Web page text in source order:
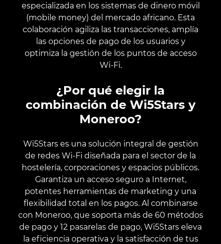
especializada en los sistemas de dinero móvil
(mobile money) del mercado africano. Esta
colaboración agiliza las transacciones, amplía
las opciones de pago de los usuarios y
optimiza la gestión de los puntos de acceso
Wi-Fi.
¿Por qué elegir la
combinación de Wi5Stars y
Moneroo?
Wi5Stars es una solución integral de gestión
de redes Wi-Fi diseñada para el sector de la
hostelería, corporaciones y espacios públicos.
Garantiza un acceso seguro a Internet,
potentes herramientas de marketing y una
flexibilidad total en los pagos. Al combinarse
con Moneroo, que soporta más de 60 métodos
de pago y 12 pasarelas de pago, Wi5Stars eleva
la eficiencia operativa y la satisfacción de tus